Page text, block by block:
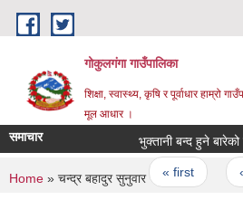
Skip to main content
गोकुलगंगा गाउँपालिका
शिक्षा, स्वास्थ्य, कृषि र पूर्वाधार हाम्रो
मूल आधार ।
समाचार भुक्तानी बन्द हुने बारेको
Pages
« first
You are here
Home » चन्द्र बहादुर सुनुवार